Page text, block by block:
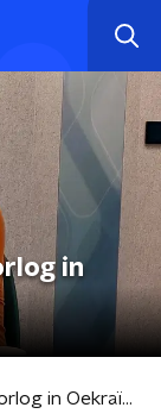
in
Mart de Kruif over de oorlog in Oekraïne